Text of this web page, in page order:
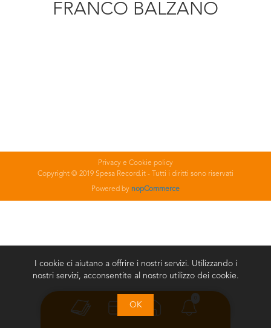
FRANCO BALZANO
Privacy e Cookie policy
Copyright © 2019 Spesa Record.it - Tutti i diritti sono riservati
Powered by nopCommerce
I cookie ci aiutano a offrire i nostri servizi. Utilizzando i
nostri servizi, acconsentite al nostro utilizzo dei cookie.
OK